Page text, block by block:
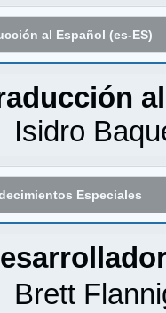
al Español (es-ES)
Isidro
Especiales
Brett